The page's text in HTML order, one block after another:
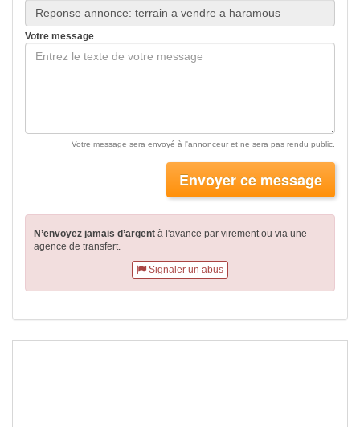
Votre message
Votre message sera envoyé à l'annonceur et ne sera pas rendu public.
Envoyer ce message
N’envoyez jamais d’argent à l'avance par virementou via une
agence de transfert.
Signaler un abus